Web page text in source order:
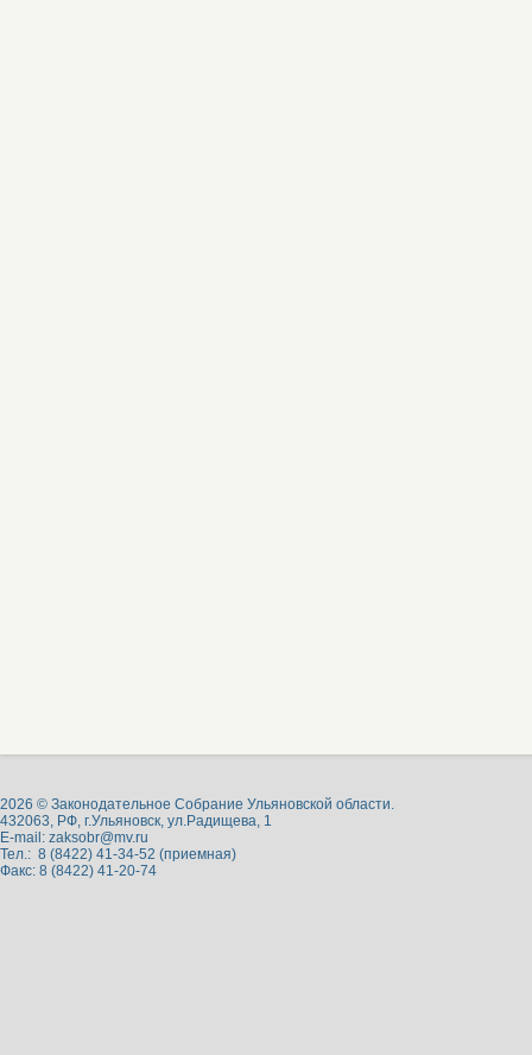
2026 © Законодательное Собрание Ульяновской области.
432063, РФ, г.Ульяновск, ул.Радищева, 1
E-mail: zaksobr@mv.ru
Тел.: 8 (8422) 41-34-52 (приемная)
Факс: 8 (8422) 41-20-74